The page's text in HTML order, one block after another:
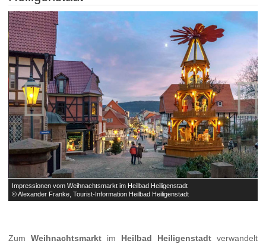
Impressionen vom Weihnachtsmarkt im Heilbad Heiligenstadt
© Alexander Franke, Tourist-Information Heilbad Heiligenstadt
 
ZumWeihnachtsmarkt im Heilbad Heiligenstadtverwandelt